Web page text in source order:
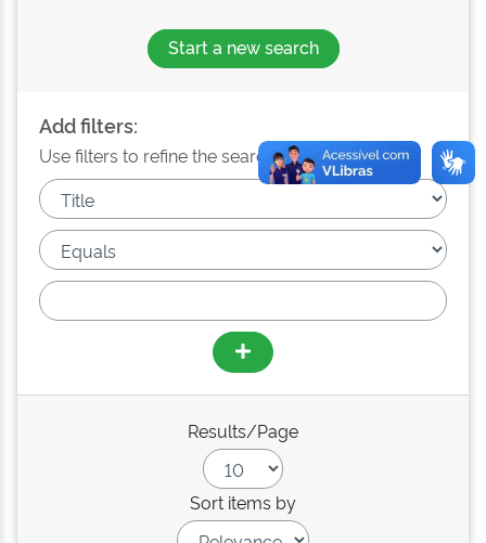
Start a new search
Add filters:
Use filters to refine the search results.
Results/Page
Sort items by